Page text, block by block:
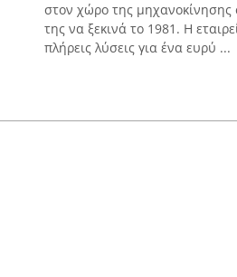
στον χώρο της μηχανοκίνησης
της να ξεκινά το 1981. Η
πλήρεις λύσεις για ένα ευρύ ...